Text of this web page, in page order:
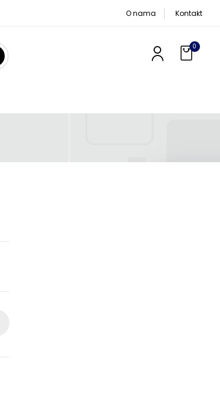
O nama Kontakt
0